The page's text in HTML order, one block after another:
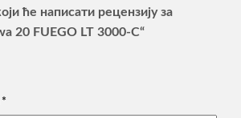
ће написати рецензију за
20 FUEGO LT 3000-C“
*